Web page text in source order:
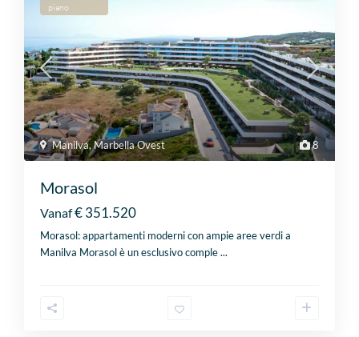
8
Manilva,Marbella Ovest
piano
Morasol
Vanaf€ 351.520
Morasol: appartamenti moderni con ampie aree verdi a
Manilva Morasol è un esclusivo comple...